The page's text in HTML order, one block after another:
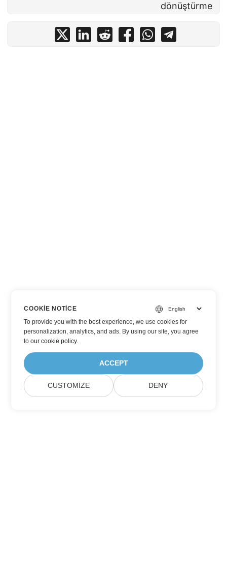
dönüştürme
COOKIE NOTICE
To provide you with the best experience, we use cookies for
personalization, analytics, and ads. By using our site, you agree
toour cookie policy.
ACCEPT
CUSTOMIZE DENY